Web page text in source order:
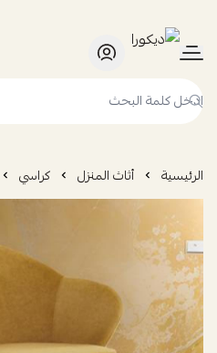
ديكورا
الرئيسية أثاث المنزل كراسي